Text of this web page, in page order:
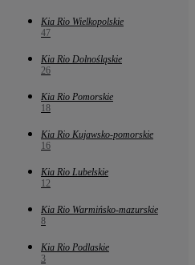
Kia Rio Wielkopolskie
47
Kia Rio Dolnośląskie
26
Kia Rio Pomorskie
18
Kia Rio Kujawsko-pomorskie
16
Kia Rio Lubelskie
12
Kia Rio Warmińsko-mazurskie
8
Kia Rio Podlaskie
3